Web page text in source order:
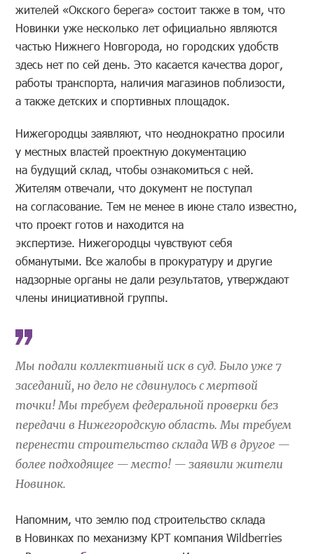
жителей «Окского берега» состоит также в том, что
Новинки уже несколько лет официально являются
частью Нижнего Новгорода, но городских удобств
здесь нет по сей день. Это касается качества дорог,
работы транспорта, наличия магазинов поблизости,
а также детских и спортивных площадок.
Нижегородцы заявляют, что неоднократно просили
у местных властей проектную документацию
на будущий склад, чтобы ознакомиться с ней.
Жителям отвечали, что документ не поступал
на согласование. Тем не менее в июне стало известно,
что проект готов и находится на
экспертизе. Нижегородцы чувствуют себя
обманутыми. Все жалобы в прокуратуру и другие
надзорные органы не дали результатов, утверждают
члены инициативной группы.
Мы подали коллективный иск в суд. Было уже 7
заседаний, но дело не сдвинулось с мертвой
точки! Мы требуем федеральной проверки без
передачи в Нижегородскую область. Мы требуем
перенести строительство склада WB в другое —
более подходящее — место! — заявили жители
Новинок.
Напомним, что землю под строительство склада
в Новинках по механизму КРТ компания Wildberries